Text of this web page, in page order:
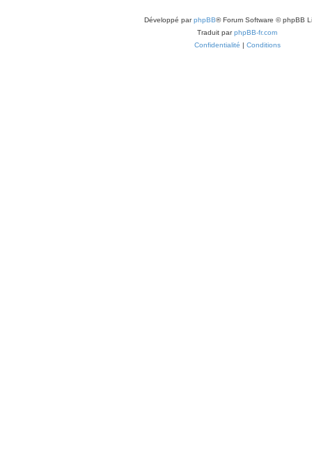
Développé parphpBB® Forum Software © phpBB
Traduit parphpBB-fr.com
Confidentialité | Conditions